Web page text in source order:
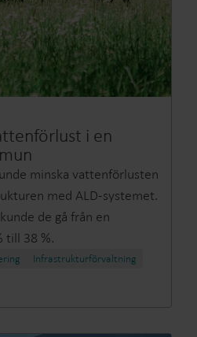
i en
minska vattenförlusten
med ALD-systemet.
de gå från en
till 38 %.
Infrastrukturförvaltning